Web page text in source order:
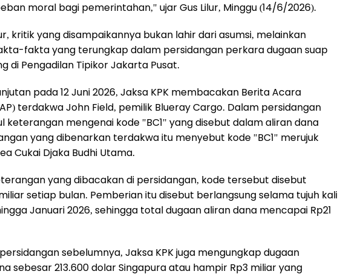
moral bagi pemerintahan," ujar Gus Lilur, Minggu (14/6/2026).
kritik yang disampaikannya bukan lahir dari asumsi, melainkan
fakta yang terungkap dalam persidangan perkara dugaan suap
di Pengadilan Tipikor Jakarta Pusat.
pada 12 Juni 2026, Jaksa KPK membacakan Berita Acara
terdakwa John Field, pemilik Blueray Cargo. Dalam persidangan
keterangan mengenai kode "BC1" yang disebut dalam aliran dana
yang dibenarkan terdakwa itu menyebut kode "BC1" merujuk
Cukai Djaka Budhi Utama.
yang dibacakan di persidangan, kode tersebut disebut
setiap bulan. Pemberian itu disebut berlangsung selama tujuh kali
Januari 2026, sehingga total dugaan aliran dana mencapai Rp21
sebelumnya, Jaksa KPK juga mengungkap dugaan
sebesar 213.600 dolar Singapura atau hampir Rp3 miliar yang